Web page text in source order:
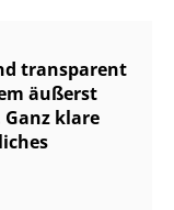
transparent
äußerst
klare